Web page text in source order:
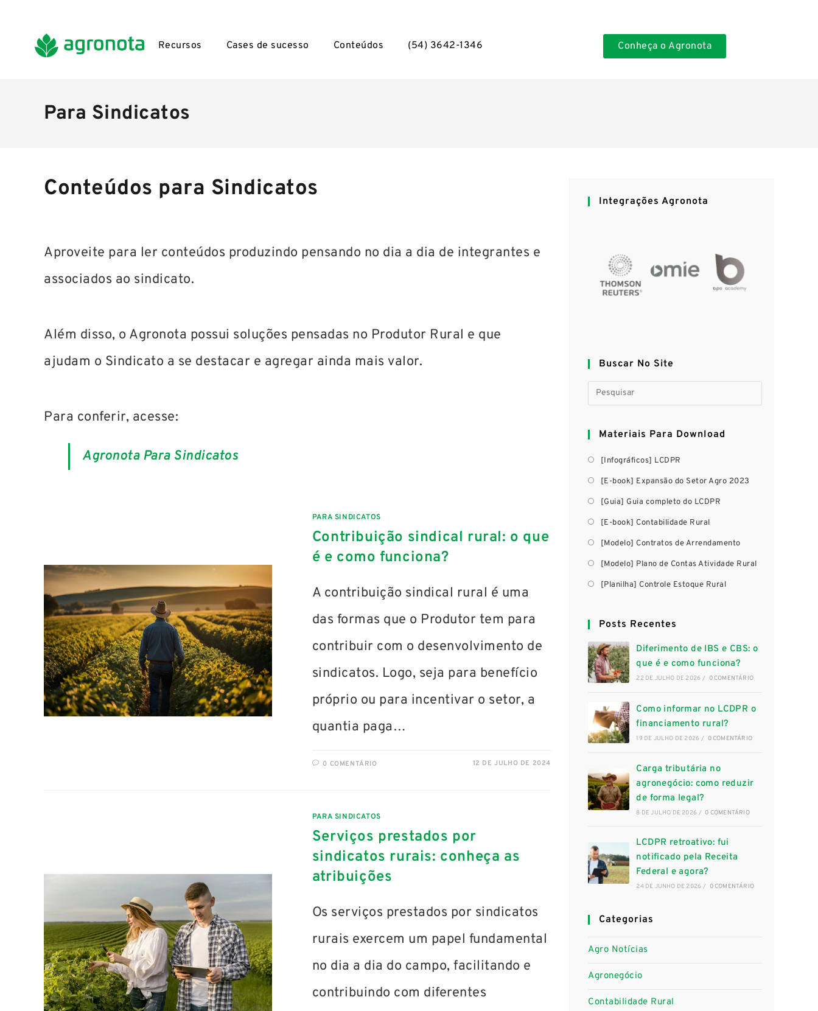
Recursos Cases de sucesso Conteúdos (54) 3642-1346 Conheça o Agronota
Para Sindicatos
Conteúdos para Sindicatos
Aproveite para ler conteúdos produzindo pensando no dia a dia de integrantes e
associados ao sindicato.
Além disso, o Agronota possui soluções pensadas no Produtor Rural e que
ajudam o Sindicato a se destacar e agregar ainda mais valor.
Para conferir, acesse:
Agronota Para Sindicatos
PARA SINDICATOS
Contribuição sindical rural: o que
é e como funciona?
A contribuição sindical rural é uma
das formas que o Produtor tem para
contribuir com o desenvolvimento de
sindicatos. Logo, seja para benefício
próprio ou para incentivar o setor, a
quantia paga…
0 COMENTÁRIO 12 DE JULHO DE 2024
PARA SINDICATOS
Serviços prestados por
sindicatos rurais: conheça as
atribuições
Os serviços prestados por sindicatos
rurais exercem um papel fundamental
no dia a dia do campo, facilitando e
contribuindo com diferentes
Integrações Agronota
Buscar No Site
Materiais Para Download
[Infográficos] LCDPR
[E-book] Expansão do Setor Agro 2023
[Guia] Guia completo do LCDPR
[E-book] Contabilidade Rural
[Modelo] Contratos de Arrendamento
[Modelo] Plano de Contas Atividade Rural
[Planilha] Controle Estoque Rural
Posts Recentes
Diferimento de IBS e CBS: o
que é e como funciona?
22 DE JULHO DE 2026 / 0 COMENTÁRIO
Como informar no LCDPR o
financiamento rural?
19 DE JULHO DE 2026 / 0 COMENTÁRIO
Carga tributária no
agronegócio: como reduzir
de forma legal?
8 DE JULHO DE 2026 / 0 COMENTÁRIO
LCDPR retroativo: fui
notificado pela Receita
Federal e agora?
24 DE JUNHO DE 2026 / 0 COMENTÁRIO
Categorias
Agro Notícias
Agronegócio
Contabilidade Rural